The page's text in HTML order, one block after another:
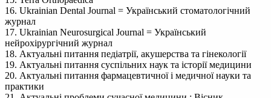
16. Ukrainian Dental Journal = Український стоматологічний
журнал
17. Ukrainian Neurosurgical Journal = Український
нейрохірургічний журнал
18. Актуальні питання педіатрії, акушерства та гінекології
19. Актуальні питання суспільних наук та історії медицини
20. Актуальні питання фармацевтичної і медичної науки та
практики